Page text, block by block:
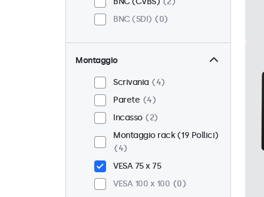
BNC (SDI)
0
Montaggio
Scrivania
4
Parete
4
Incasso
2
Montaggio rack (19 Pollici)
4
VESA 75 x 75
VESA 100 x 100
0